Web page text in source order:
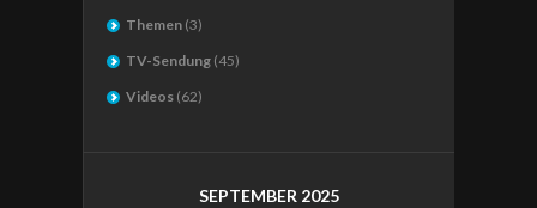
Themen (3)
TV-Sendung (45)
Videos (62)
SEPTEMBER 2025